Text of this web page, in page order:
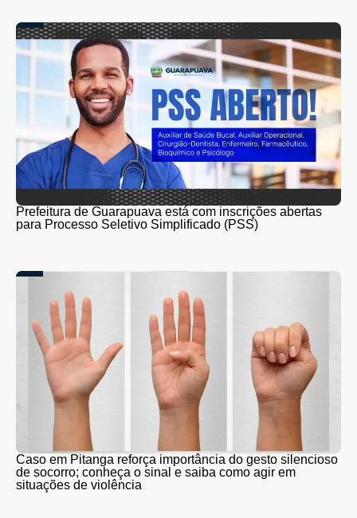
Prefeitura de Guarapuava está com inscrições abertas
para Processo Seletivo Simplificado (PSS)
Caso em Pitanga reforça importância do gesto silencioso
de socorro; conheça o sinal e saiba como agir em
situações de violência